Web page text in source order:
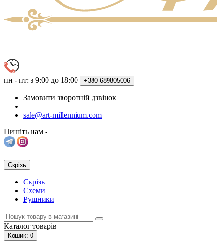
пн - пт: з 9:00 до 18:00 +380 689805006
Замовити зворотній дзвінок
sale@art-millennium.com
Пишіть нам -
Скрізь
Скрізь
Схеми
Рушники
Каталог товарів
Кошик: 0